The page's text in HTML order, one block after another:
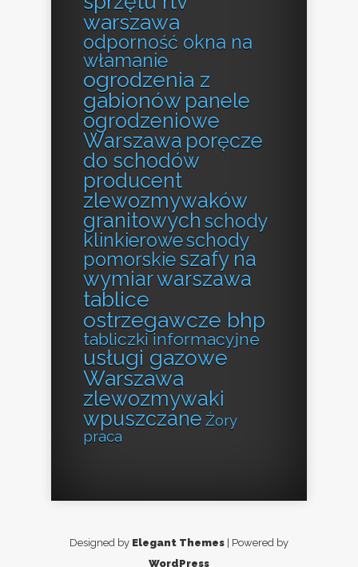
warszawa
odporność okna na
włamanie
ogrodzenia z
gabionów panele
ogrodzeniowe
Warszawa poręcze
do schodów
producent
zlewozmywaków
granitowych schody
klinkieroweschody
pomorskieszafy na
wymiar warszawa
tablice
ostrzegawcze bhp
tabliczki informacyjne
usługi gazowe
Warszawa
zlewozmywaki
wpuszczane Żory
praca
Designed by Elegant Themes | Powered by
WordPress